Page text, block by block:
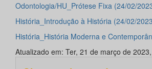
Odontologia/HU_Prótese Fixa (24/02/
História_Introdução à História (24/02/
História_História Moderna e
Atualizado em: Ter, 21 de março de